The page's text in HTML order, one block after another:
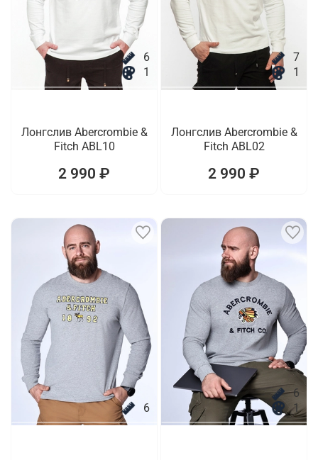
6
1
Лонгслив Abercrombie &
Fitch ABL10
2 990 ₽
7
1
Лонгслив Abercrombie &
Fitch ABL02
2 990 ₽
6
6
1